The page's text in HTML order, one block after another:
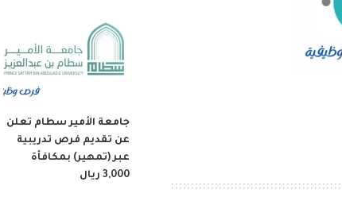
جامعة الأمير سطام تعلن
عن تقديم فرص تدريبية
عبر (تمهير) بمكافأة
3,000 ريال